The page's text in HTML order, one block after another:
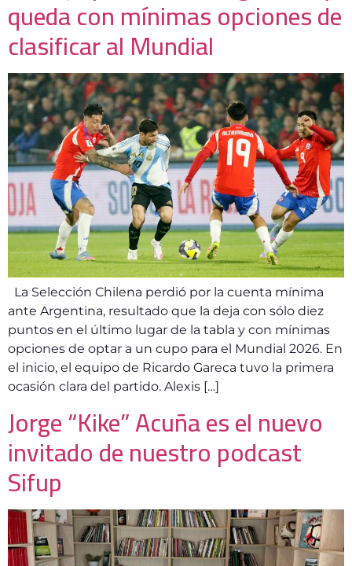
queda con mínimas opciones de
clasificar al Mundial
La Selección Chilena perdió por la cuenta mínima
ante Argentina, resultado que la deja con sólo diez
puntos en el último lugar de la tabla y con mínimas
opciones de optar a un cupo para el Mundial 2026. En
el inicio, el equipo de Ricardo Gareca tuvo la primera
ocasión clara del partido. Alexis […]
Jorge “Kike” Acuña es el nuevo
invitado de nuestro podcast
Sifup